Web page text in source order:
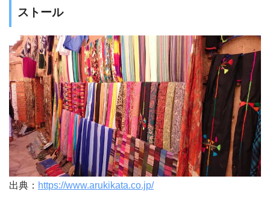
ストール
出典： https://www.arukikata.co.jp/